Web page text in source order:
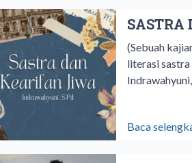
SASTRA
(Sebuah
literasi sastra
Baca